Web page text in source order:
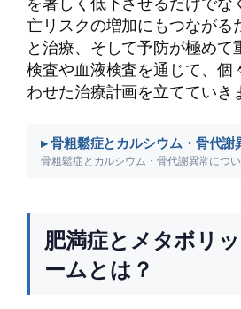
亡リスクの増加にもつながる
と治療、そして予防が極めて
検査や血液検査を通じて、個
わせた治療計画を立てていき
▸ 骨粗鬆症とカルシウム・骨代謝
肥満症とメタボリ
ームとは？